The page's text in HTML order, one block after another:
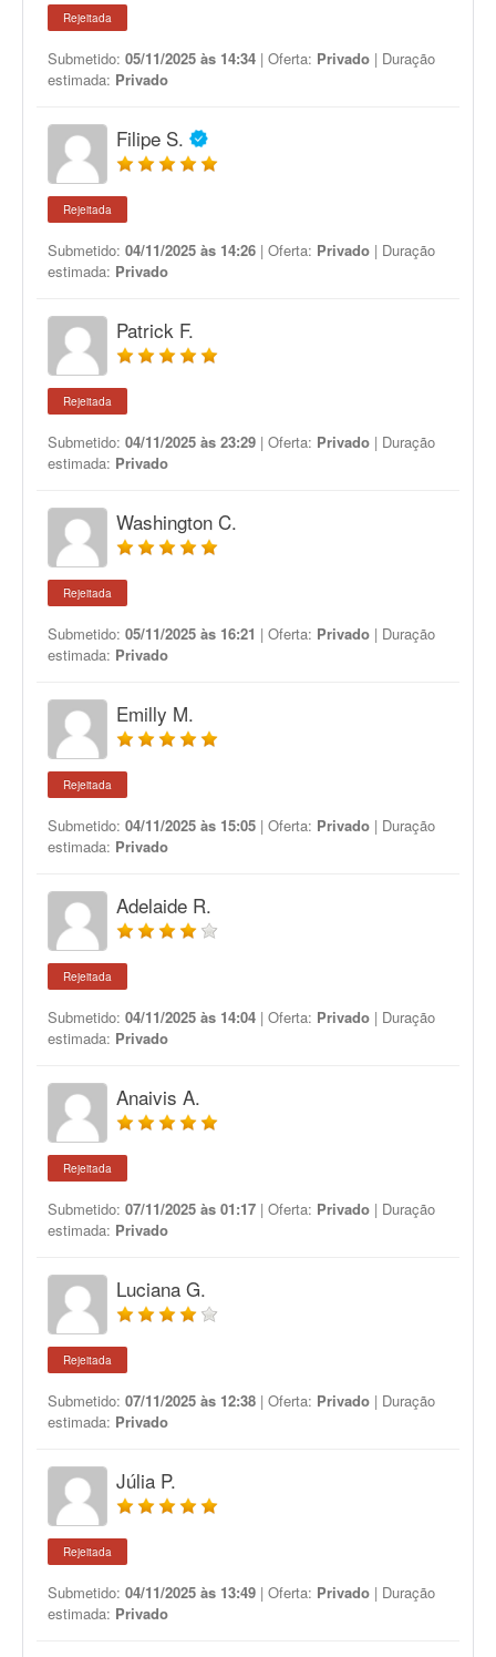
Rejeitada
Submetido: 05/11/2025 às 14:34 | Oferta: Privado | Duração
estimada: Privado
Filipe S.
Rejeitada
Submetido: 04/11/2025 às 14:26 | Oferta: Privado | Duração
estimada: Privado
Patrick F.
Rejeitada
Submetido: 04/11/2025 às 23:29 | Oferta: Privado | Duração
estimada: Privado
Washington C.
Rejeitada
Submetido: 05/11/2025 às 16:21 | Oferta: Privado | Duração
estimada: Privado
Emilly M.
Rejeitada
Submetido: 04/11/2025 às 15:05 | Oferta: Privado | Duração
estimada: Privado
Adelaide R.
Rejeitada
Submetido: 04/11/2025 às 14:04 | Oferta: Privado | Duração
estimada: Privado
Anaivis A.
Rejeitada
Submetido: 07/11/2025 às 01:17 | Oferta: Privado | Duração
estimada: Privado
Luciana G.
Rejeitada
Submetido: 07/11/2025 às 12:38 | Oferta: Privado | Duração
estimada: Privado
Júlia P.
Rejeitada
Submetido: 04/11/2025 às 13:49 | Oferta: Privado | Duração
estimada: Privado